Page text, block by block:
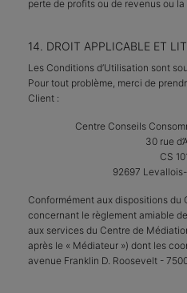
perte de profits ou de revenus ou
14. DROIT APPLICABLE ET
Les Conditions d’Utilisation sont
Pour tout problème, merci de
Client :
Centre Conseils
30 rue
CS
92697
Conformément aux dispositions du
concernant le règlement amiable
aux services du Centre de
après le « Médiateur ») dont les
avenue Franklin D. Roosevelt -